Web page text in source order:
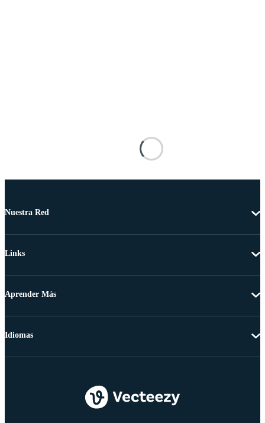
Nuestra Red
Links
Aprender Más
Idiomas